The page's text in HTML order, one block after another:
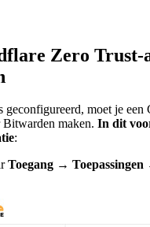
Zero Trust-
geconfigureerd, moet je
Bitwarden maken. In dit
:
Toegang → Toepassingen